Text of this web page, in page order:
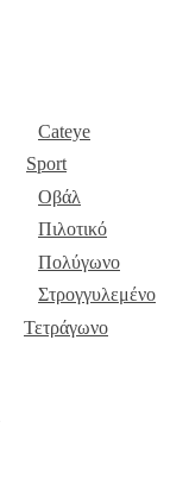
Cateye
Sport
Οβάλ
Πιλοτικό
Πολύγωνο
Στρογγυλεμένο
Τετράγωνο